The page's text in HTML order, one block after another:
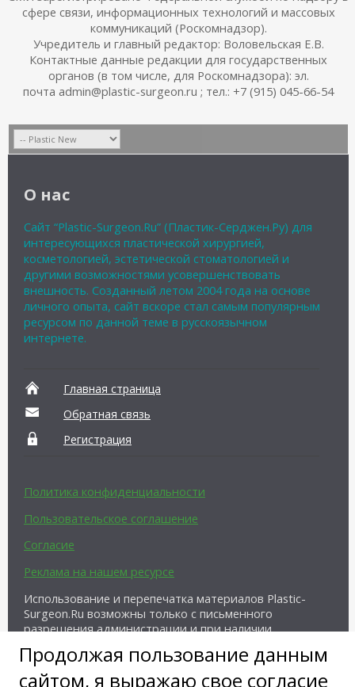
Продолжая пользование данным
сайтом, я выражаю свое согласие
сфере связи, информационных технологий и массовых
коммуникаций (Роскомнадзор).
Учредитель и главный редактор: Воловельская Е.В.
Контактные данные редакции для государственных
органов (в том числе, для Роскомнадзора): эл.
почта admin@plastic-surgeon.ru ; тел.: +7 (915) 045-66-54
О нас
Сайт “Plastic-Surgeon.Ru” (Пластик-Серджен.Ру) для
интересующихся пластической хирургией,
косметологией, эстетической стоматологией и
другими возможностями усовершенствовать
внешность. Созданный летом 2004 года на основе
личного опыта, сайт вскоре стал самым популярным
ресурсом по данной теме в русскоязычном
интернете.
Главная страница
Обратная связь
Регистрация
Политика конфиденциальности
Пользовательское соглашение
Согласие
Реклама на нашем ресурсе
Использование и перепечатка материалов Plastic-
Surgeon.Ru возможны только с письменного
разрешения администрации и при наличии